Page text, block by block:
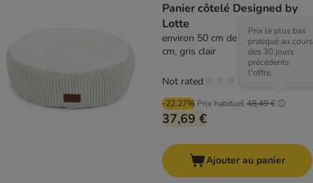
Panier côtelé Designed by
Lotte
environ 50 cm de diamètre x H 17
cm, gris clair
-22.27% Prix habituel48,49 €
Prix le plus bas
pratiqué au cours
des 30 jours
précédents
l'offre.
37,69 €
Not rated
Ajouter au panier